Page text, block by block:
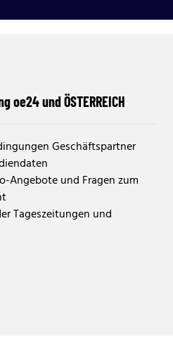
oe24 und ÖSTERREICH
Geschäftspartner
Angebote und Fragen zum
Tageszeitungen und